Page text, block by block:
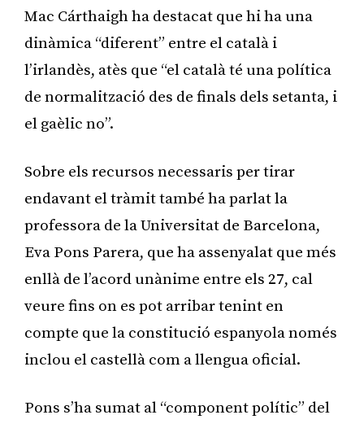
Mac Cárthaigh ha destacat que hi ha una
dinàmica “diferent” entre el català i
l’irlandès, atès que “el català té una política
de normalització des de finals dels setanta, i
el gaèlic no”.
Sobre els recursos necessaris per tirar
endavant el tràmit també ha parlat la
professora de la Universitat de Barcelona,
Eva Pons Parera, que ha assenyalat que més
enllà de l’acord unànime entre els 27, cal
veure fins on es pot arribar tenint en
compte que la constitució espanyola només
inclou el castellà com a llengua oficial.
Pons s’ha sumat al “component polític” del